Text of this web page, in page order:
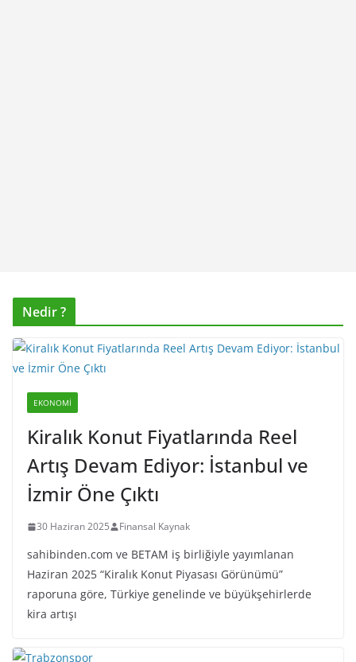
Nedir ?
EKONOMI
Kiralık Konut Fiyatlarında Reel
Artış Devam Ediyor: İstanbul ve
İzmir Öne Çıktı
30 Haziran 2025 Finansal Kaynak
sahibinden.com ve BETAM iş birliğiyle yayımlanan
Haziran 2025 “Kiralık Konut Piyasası Görünümü”
raporuna göre, Türkiye genelinde ve büyükşehirlerde
kira artışı